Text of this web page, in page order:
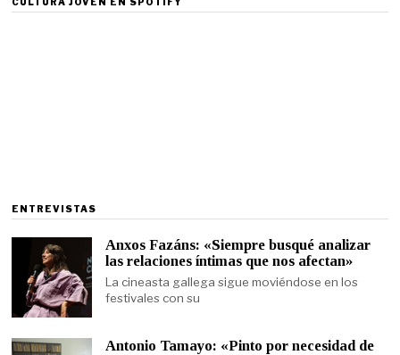
ENTREVISTAS
Anxos Fazáns: «Siempre busqué analizar
las relaciones íntimas que nos afectan»
La cineasta gallega sigue moviéndose en los
festivales con su
Antonio Tamayo: «Pinto por necesidad de